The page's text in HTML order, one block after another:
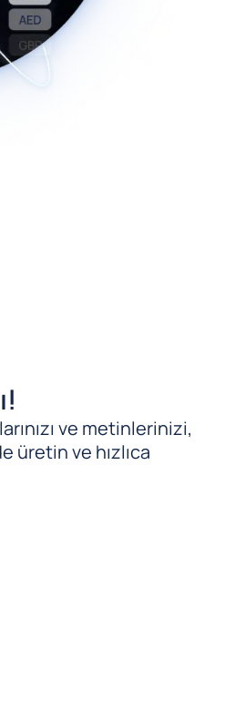
ve metinlerinizi,
üretin ve hızlıca